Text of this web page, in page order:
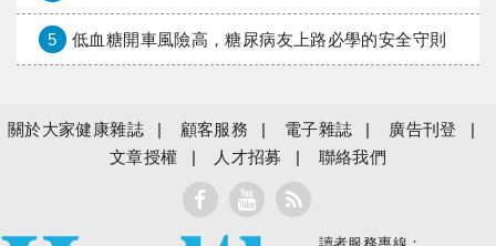
5 低血糖開車風險高，糖尿病友上路必學的安全守則
關於大家健康雜誌 顧客服務 電子雜誌
廣告刊登
文章授權
人才招募 聯絡我們